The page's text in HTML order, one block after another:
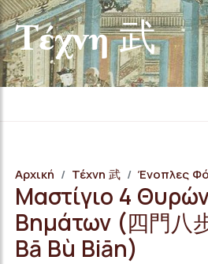
Τέχνη 武
Αρχική Τέχνη 武 Ένοπλες
Μαστίγιο 4
Βημάτων (四門八
Bā Bù Biān)